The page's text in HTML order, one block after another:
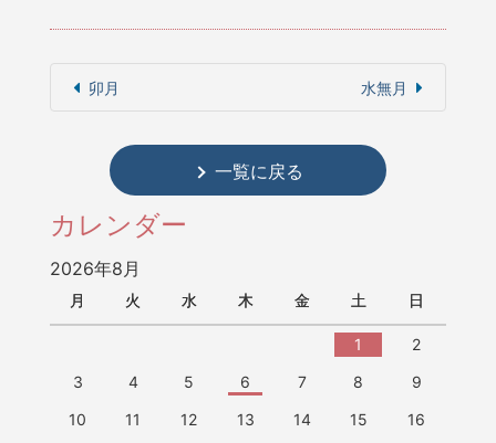
卯月 水無月
一覧に戻る
カレンダー
2026年8月
月 火 水 木 金 土 日
1
2
3
4 5 6 7 8
9
10
11 12 13 14 15
16